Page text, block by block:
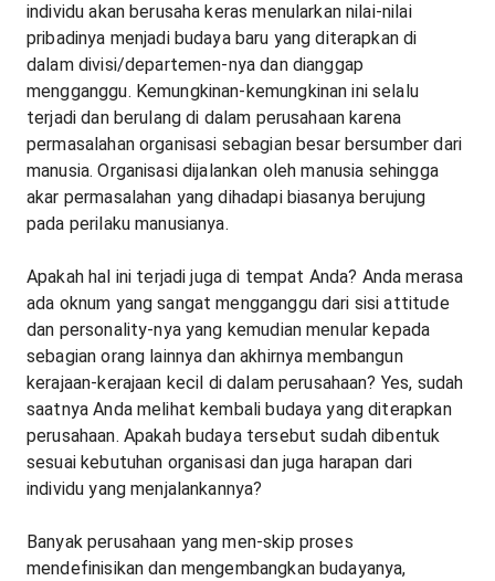
individu akan berusaha keras menularkan nilai-nilai
pribadinya menjadi budaya baru yang diterapkan di
dalam divisi/departemen-nya dan dianggap
mengganggu. Kemungkinan-kemungkinan ini selalu
terjadi dan berulang di dalam perusahaan karena
permasalahan organisasi sebagian besar bersumber dari
manusia. Organisasi dijalankan oleh manusia sehingga
akar permasalahan yang dihadapi biasanya berujung
pada perilaku manusianya.
Apakah hal ini terjadi juga di tempat Anda? Anda merasa
ada oknum yang sangat mengganggu dari sisi attitude
dan personality-nya yang kemudian menular kepada
sebagian orang lainnya dan akhirnya membangun
kerajaan-kerajaan kecil di dalam perusahaan? Yes, sudah
saatnya Anda melihat kembali budaya yang diterapkan
perusahaan. Apakah budaya tersebut sudah dibentuk
sesuai kebutuhan organisasi dan juga harapan dari
individu yang menjalankannya?
Banyak perusahaan yang men-skip proses
mendefinisikan dan mengembangkan budayanya,